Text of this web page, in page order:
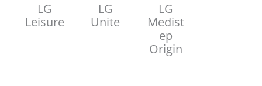
LG
Leisure
LG
Unite
LG
Medist
ep
Origin